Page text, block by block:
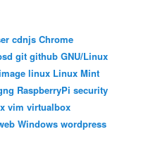
cdnjs Chrome
git github GNU/Linux
linux Linux Mint
RaspberryPi security
vim virtualbox
Windows wordpress